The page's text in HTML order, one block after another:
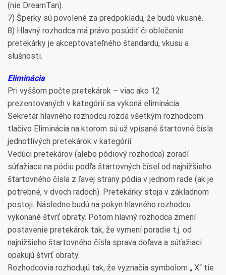
(nie DreamTan).
7) Šperky sú povolené za predpokladu, že budú vkusné.
8) Hlavný rozhodca má právo posúdiť či oblečenie
pretekárky je akceptovateľného štandardu, vkusu a
slušnosti.
Eliminácia
Pri vyššom počte pretekárok – viac ako 12
prezentovaných v kategórií sa vykoná eliminácia.
Sekretár hlavného rozhodcu rozdá všetkým rozhodcom
tlačivo Eliminácia na ktorom sú už vpísané štartovné čísla
jednotlivých pretekárok v kategórií.
Vedúci pretekárov (alebo pódiový rozhodca) zoradí
súťažiace na pódiu podľa štartovných čísel od najnižšieho
štartovného čísla z ľavej strany pódia v jednom rade (ak je
potrebné, v dvoch radoch). Pretekárky stoja v základnom
postoji. Následne budú na pokyn hlavného rozhodcu
vykonané štvrť obraty. Potom hlavný rozhodca zmení
postavenie pretekárok tak, že vymení poradie t.j. od
najnižšieho štartovného čísla sprava doľava a súťažiaci
opakujú štvrť obraty.
Rozhodcovia rozhodujú tak, že vyznačia symbolom „ X“ tie